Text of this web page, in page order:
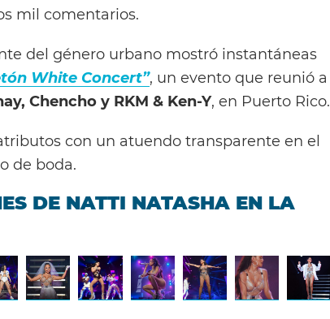
mil comentarios.
del género urbano mostró instantáneas
White Concert”, un evento que reunió a
Chencho y RKM & Ken-Y, en Puerto Rico.
con un atuendo transparente en el
de boda.
DE NATTI NATASHA EN LA